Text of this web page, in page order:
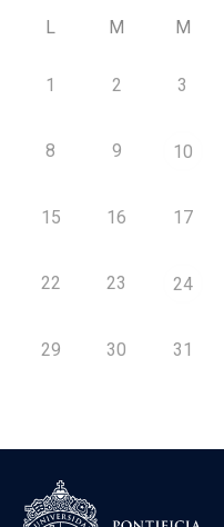
L M M
1 2 3
8 9 10
15 16 17
22 23 24
29 30 31